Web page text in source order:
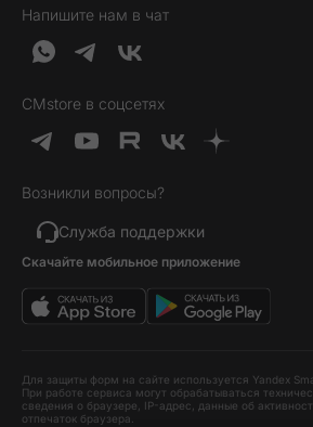
Гаджеты
Услуги и софт
Идеи подарков
Товары дня
Выгодные комплекты
Хиты продаж
Уценка
Доставка и оплата
Кредит и рассрочка
Обратная связь
О нас
Напишите нам в чат
CMstore в соцсетях
Возникли вопросы?
Служба поддержки
Скачайте мобильное приложение
Для защиты форм на сайте используется Yandex
При работе сервиса могут обрабатываться
сведения о браузере, IP-адрес, данные об
отпечаток браузера.